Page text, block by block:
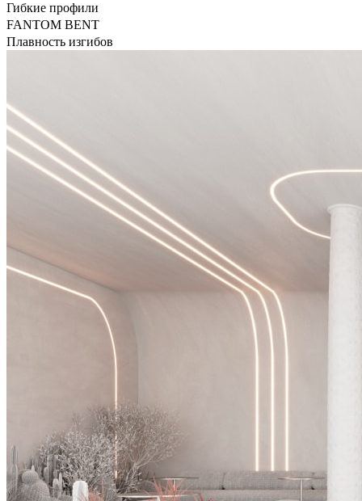
Гибкие профили
FANTOM BENT
Плавность изгибов